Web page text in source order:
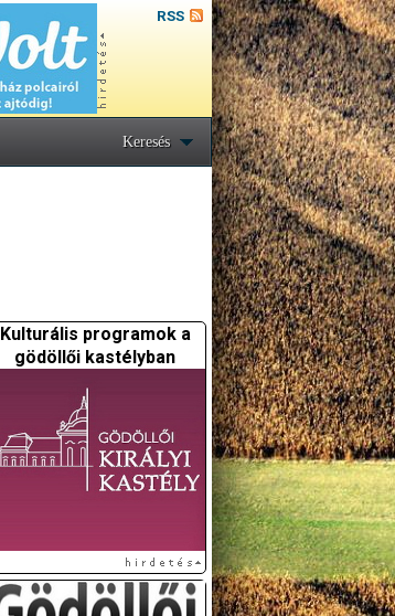
RSS
Keresés
Kulturális programok a
gödöllői kastélyban